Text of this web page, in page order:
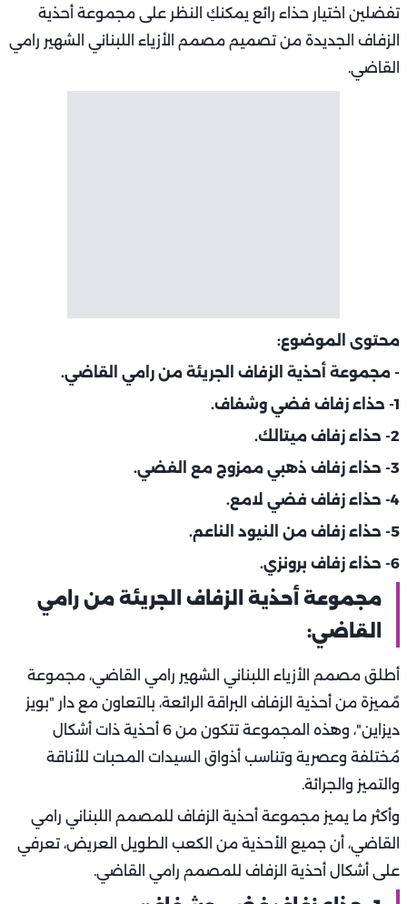
تفضلين اختيار حذاء رائع يمكنكِ النظر على مجموعة أحذية
الزفاف الجديدة من تصميم مصمم الأزياء اللبناني الشهير رامي
القاضي.
محتوى الموضوع:
- مجموعة أحذية الزفاف الجريئة من رامي القاضي.
1- حذاء زفاف فضي وشفاف.
2- حذاء زفاف ميتالك.
3- حذاء زفاف ذهبي ممزوج مع الفضي.
4- حذاء زفاف فضي لامع.
5- حذاء زفاف من النيود الناعم.
6- حذاء زفاف برونزي.
مجموعة أحذية الزفاف الجريئة من رامي
القاضي:
أطلق مصمم الأزياء اللبناني الشهير رامي القاضي، مجموعة
مٌميزة من أحذية الزفاف البراقة الرائعة، بالتعاون مع دار "بويز
ديزاين"، وهذه المجموعة تتكون من 6 أحذية ذات أشكال
مُختلفة وعصرية وتناسب أذواق السيدات المحبات للأناقة
والتميز والجرائة.
وأكثر ما يميز مجموعة أحذية الزفاف للمصمم اللبناني رامي
القاضي، أن جميع الأحذية من الكعب الطويل العريض، تعرفي
على أشكال أحذية الزفاف للمصمم رامي القاضي.